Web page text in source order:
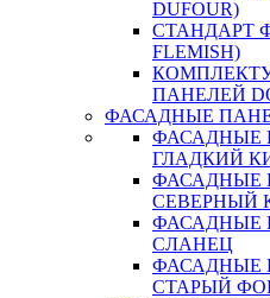
DUFOUR)
СТАНДАРТ
FLEMISH)
ПАНЕЛЕЙ
ФАСАДНЫЕ
ФАСАДНЫЕ
ГЛАДКИЙ
ФАСАДНЫЕ
СЕВЕРНЫЙ
ФАСАДНЫЕ
СЛАНЕЦ
ФАСАДНЫЕ
СТАРЫЙ